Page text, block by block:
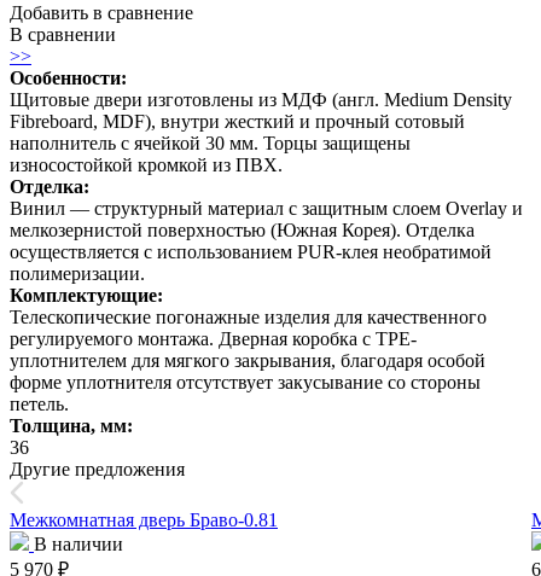
Добавить в сравнение
В сравнении
>>
Особенности:
Щитовые двери изготовлены из МДФ (англ. Medium Density
Fibreboard, MDF), внутри жесткий и прочный сотовый
наполнитель с ячейкой 30 мм. Торцы защищены
износостойкой кромкой из ПВХ.
Отделка:
Винил — структурный материал с защитным слоем Overlay и
мелкозернистой поверхностью (Южная Корея). Отделка
осуществляется с использованием PUR-клея необратимой
полимеризации.
Комплектующие:
Телескопические погонажные изделия для качественного
регулируемого монтажа. Дверная коробка с TPE-
уплотнителем для мягкого закрывания, благодаря особой
форме уплотнителя отсутствует закусывание со стороны
петель.
Толщина, мм:
36
Другие предложения
Межкомнатная дверь Браво-0.81
В наличии
5 970 ₽